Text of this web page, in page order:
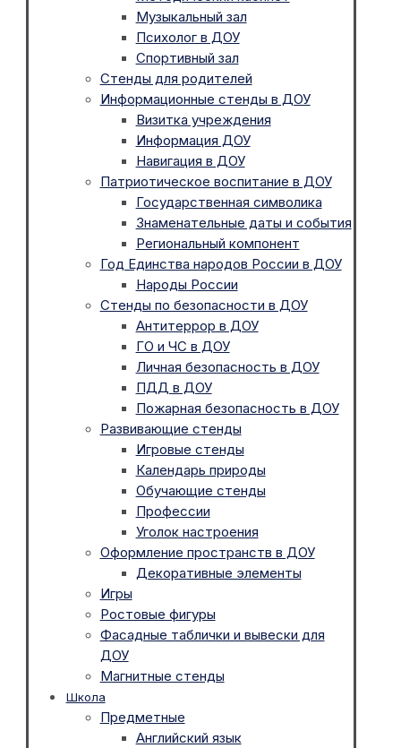
Музыкальный зал
Психолог в ДОУ
Спортивный зал
Стенды для родителей
Информационные стенды в ДОУ
Визитка учреждения
Информация ДОУ
Навигация в ДОУ
Патриотическое воспитание в ДОУ
Государственная символика
Знаменательные даты и события
Региональный компонент
Год Единства народов России в ДОУ
Народы России
Стенды по безопасности в ДОУ
Антитеррор в ДОУ
ГО и ЧС в ДОУ
Личная безопасность в ДОУ
ПДД в ДОУ
Пожарная безопасность в ДОУ
Развивающие стенды
Игровые стенды
Календарь природы
Обучающие стенды
Профессии
Уголок настроения
Оформление пространств в ДОУ
Декоративные элементы
Игры
Ростовые фигуры
Фасадные таблички и вывески для
ДОУ
Магнитные стенды
Школа
Предметные
Английский язык